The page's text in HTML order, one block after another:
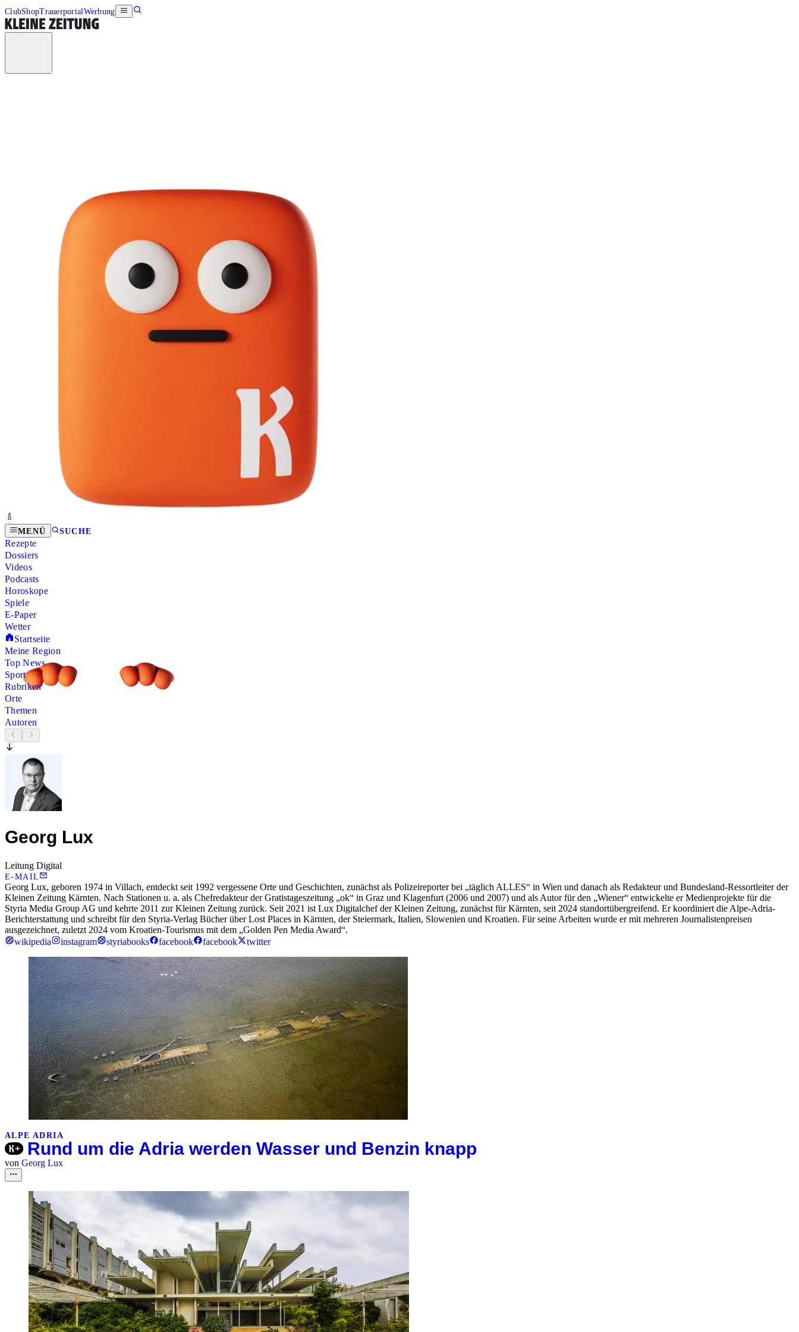
ClubShopTrauerportalWerbung
MENÜ SUCHE
Rezepte
Dossiers
Videos
Podcasts
Horoskope
Spiele
E-Paper
Wetter
Startseite
Meine Region
Top News
Sport
Rubriken
Orte
Themen
Autoren
Georg Lux
Leitung Digital
E-MAIL
Georg Lux, geboren 1974 in Villach, entdeckt seit 1992 vergessene Orte und Geschichten, zunächst als Polizeireporter bei „täglich ALLES“ in Wien und danach als Redakteur und Bundesland-Ressortleiter der
Kleinen Zeitung Kärnten. Nach Stationen u. a. als Chefredakteur der Gratistageszeitung „ok“ in Graz und Klagenfurt (2006 und 2007) und als Autor für den „Wiener“ entwickelte er Medienprojekte für die
Styria Media Group AG und kehrte 2011 zur Kleinen Zeitung zurück. Seit 2021 ist Lux Digitalchef der Kleinen Zeitung, zunächst für Kärnten, seit 2024 standortübergreifend. Er koordiniert die Alpe-Adria-
Berichterstattung und schreibt für den Styria-Verlag Bücher über Lost Places in Kärnten, der Steiermark, Italien, Slowenien und Kroatien. Für seine Arbeiten wurde er mit mehreren Journalistenpreisen
ausgezeichnet, zuletzt 2024 vom Kroatien-Tourismus mit dem „Golden Pen Media Award“.
wikipedia
instagram styriabooks facebook facebook twitter
ALPE ADRIA
Rund um die Adria werden Wasser und Benzin knapp
von Georg Lux